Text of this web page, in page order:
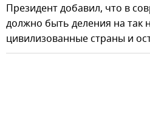
Президент добавил, что в
должно быть деления на так
цивилизованные страны и